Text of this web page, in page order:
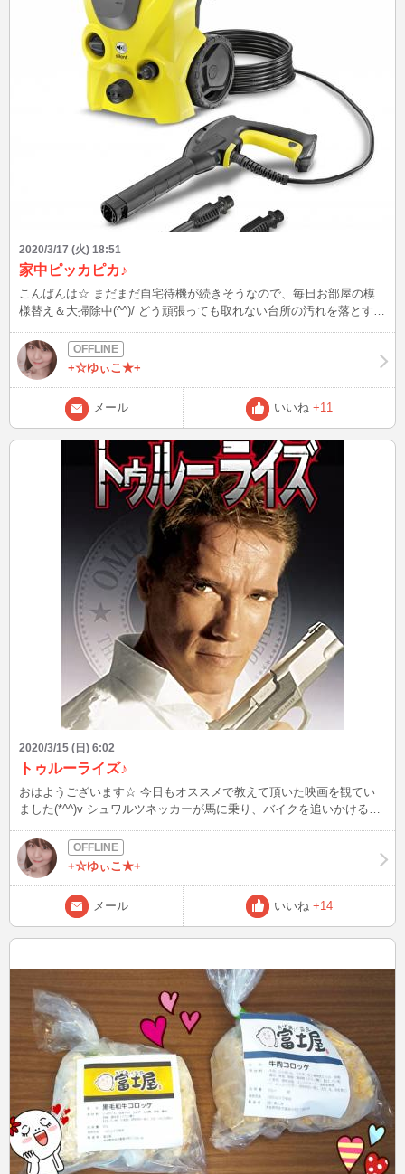
2020/3/17 (火) 18:51
家中ピッカピカ♪
こんばんは☆ まだまだ自宅待機が続きそうなので、毎日お部屋の模
様替え＆大掃除中(^^)/ どう頑張っても取れない台所の汚れを落とす為
に落ちていく～♪ はぁ～爽快！！
+☆ゆぃこ★+
メール いいね +11
2020/3/15 (日) 6:02
トゥルーライズ♪
おはようございます☆ 今日もオススメで教えて頂いた映画を観てい
ました(*^^)v シュワルツネッカーが馬に乗り、バイクを追いかけるシ
映画は実在する場所での撮影なので ロケ地巡りが出来て楽しそうで
すね(^^)/
+☆ゆぃこ★+
メール いいね +14